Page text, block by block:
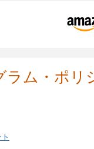
ラム・ポリ